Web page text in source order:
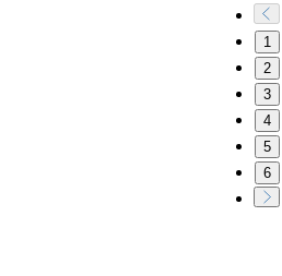
1
2
3
4
5
6